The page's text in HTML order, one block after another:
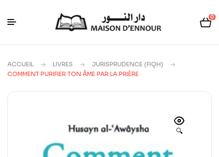
0
ACCUEIL LIVRES
JURISPRUDENCE (FIQH)
COMMENT PURIFIER TON ÂME PAR LA PRIÈRE
🔍